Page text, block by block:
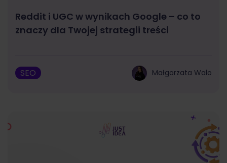
Reddit i UGC w wynikach Google – co to
znaczy dla Twojej strategii treści
SEO Małgorzata Walo